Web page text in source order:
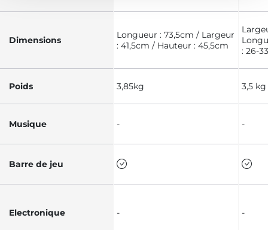
Dimensions
Longueur : 73,5cm / Largeur
: 41,5cm / Hauteur : 45,5cm
: 26-
Poids 3,85kg 3,5 kg
Musique - -
Barre de jeu
Electronique - -